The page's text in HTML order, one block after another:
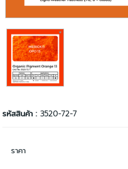
รหัสสินค้า :3520-72-7
ราคา